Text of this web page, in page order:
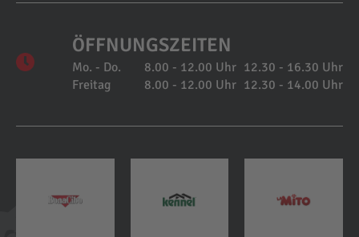
ÖFFNUNGSZEITEN
Mo. - Do. 8.00 - 12.00 Uhr 12.30 - 16.30 Uhr
Freitag
8.00 - 12.00 Uhr 12.30 - 14.00 Uhr